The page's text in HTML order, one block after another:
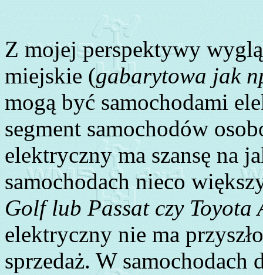
Z mojej perspektywy
miejskie (gabarytowa jak
mogą być samochodami
segment samochodów
elektryczny ma szansę na
samochodach nieco
Golf lub Passat czy Toyota
elektryczny nie ma
sprzedaż. W